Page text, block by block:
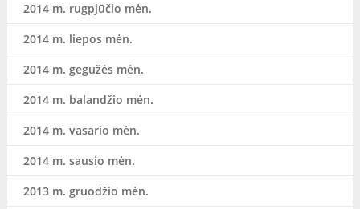
2014 m. rugpjūčio mėn.
2014 m. liepos mėn.
2014 m. gegužės mėn.
2014 m. balandžio mėn.
2014 m. vasario mėn.
2014 m. sausio mėn.
2013 m. gruodžio mėn.